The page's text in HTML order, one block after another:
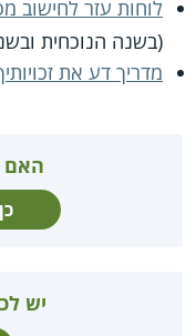
לוחות עזר לחישוב
(בשנה הנוכחית
מדריך דע את
האם
כן
יש